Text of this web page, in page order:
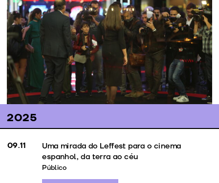
Qualquer questão relacionada com assessoria de
imprensa deve ser remetida ao gabinete de imprensa
do LEFFEST através do e-mail:press@leffest.com
Recortes de imprensa
2025
09.11
Uma mirada do Leffest para o cinema
espanhol, da terra ao céu
Público